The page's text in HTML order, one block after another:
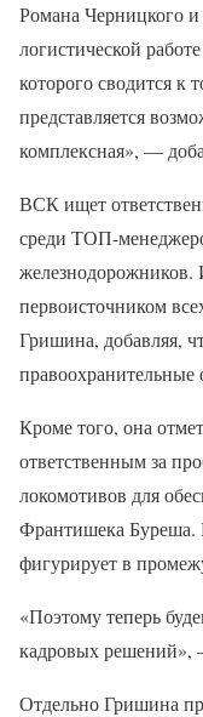
Романа Черницкого
логистической
которого сводится к
представляется
комплексная», —
ВСК ищет
среди ТОП-
первоисточником
Гришина, добавляя,
правоохранительные
Кроме того, она
ответственным за
локомотивов для
Франтишека Буреша.
фигурирует в
«Поэтому теперь
кадровых решений»,
Отдельно Гришина